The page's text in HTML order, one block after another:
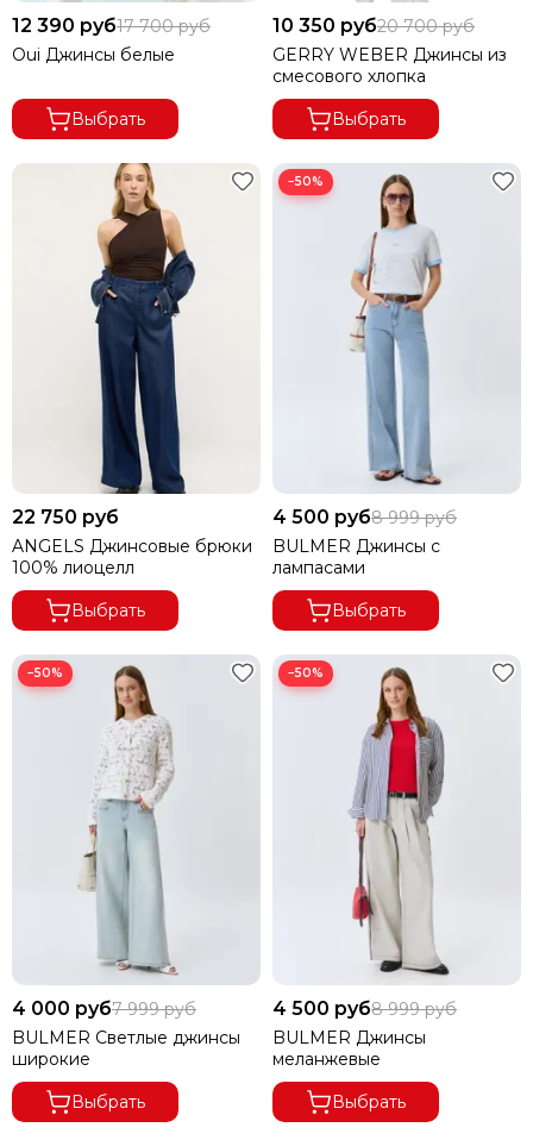
Узкие
Зауженные
12 390 руб17 700 руб
Oui Джинсы белые
Выбрать
10 350 руб20 700 руб
GERRY WEBER Джинсы из
смесового хлопка
Выбрать
22 750 руб
ANGELS Джинсовые брюки
100% лиоцелл
Выбрать
−50%
4 500 руб8 999 руб
BULMER Джинсы с
лампасами
Выбрать
−50%
4 000 руб7 999 руб
BULMER Светлые джинсы
широкие
Выбрать
−50%
4 500 руб8 999 руб
BULMER Джинсы
меланжевые
Выбрать